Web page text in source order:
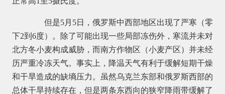
但是5月5日，俄罗斯中西部地区出现了严寒（零
下2到6度）。除了可能出现一些局部冻伤外，寒流并未对
北方冬小麦构成威胁，而南方作物区（小麦产区）并未经
历严重冷冻天气。事实上，降温天气有利于缓解短期干燥
和干旱造成的缺墒压力。虽然乌克兰东部和俄罗斯西部的
总体干旱持续存在，但是两条东西向的狭窄降雨带缓解了